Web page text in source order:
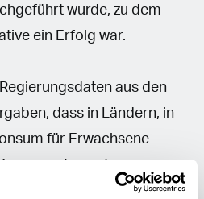
wurde, zu dem
ein Erfolg war.
aus den
dass in Ländern, in
für Erwachsene
Legalisierung im